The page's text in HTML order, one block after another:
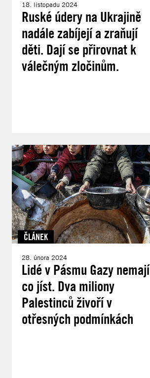
18. listopadu 2024
Ruské údery na Ukrajině
nadále zabíjejí a zraňují
děti. Dají se přirovnat k
válečným zločinům.
ČLÁNEK
28. února 2024
Lidé v Pásmu Gazy nemají
co jíst. Dva miliony
Palestinců živoří v
otřesných podmínkách